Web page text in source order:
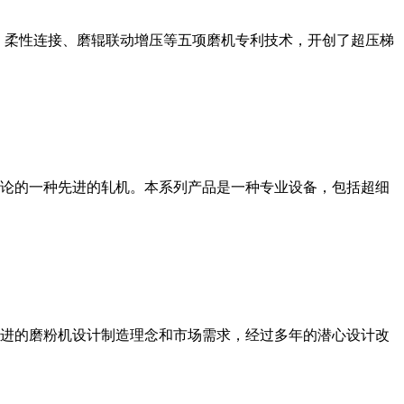
性连接、磨辊联动增压等五项磨机专利技术，开创了超压梯
的一种先进的轧机。本系列产品是一种专业设备，包括超细
的磨粉机设计制造理念和市场需求，经过多年的潜心设计改